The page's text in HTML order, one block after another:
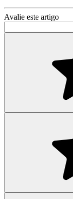
Avalie este artigo